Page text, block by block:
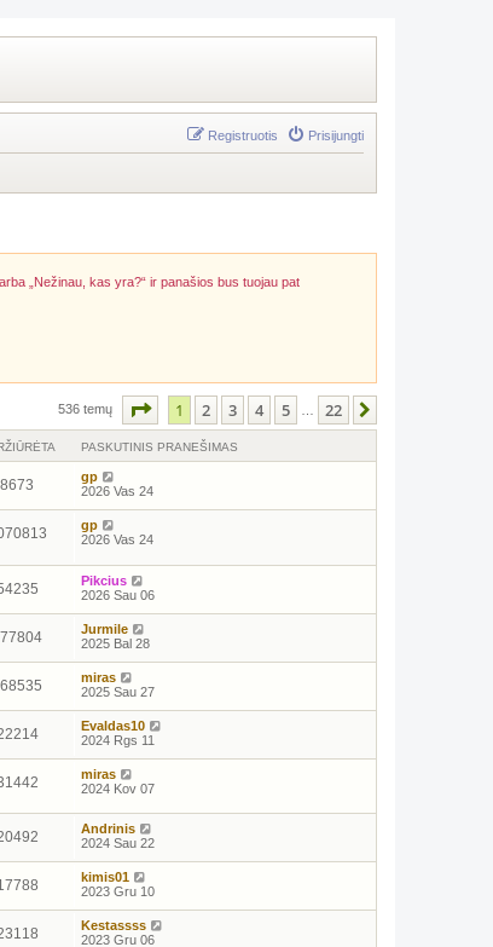
Prisijungti
Registruotis
„Nežinau, kas yra?“ ir panašios bus tuojau pat
536 temų Puslapis iš 22
1 2 3 4 5 22
PASKUTINIS PRANEŠIMAS
8673
gp
2026 Vas 24
gp
2026 Vas 24
Pikcius
2026 Sau 06
Jurmile
2025 Bal 28
miras
2025 Sau 27
Evaldas10
2024 Rgs 11
miras
2024 Kov 07
Andrinis
2024 Sau 22
kimis01
2023 Gru 10
Kestassss
2023 Gru 06